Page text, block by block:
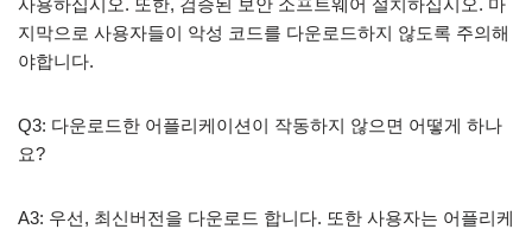
사용하십시오. 또한, 검증된 보안 소프트웨어 설치하십시오. 마
지막으로 사용자들이 악성 코드를 다운로드하지 않도록 주의해
야합니다.
Q3: 다운로드한 어플리케이션이 작동하지 않으면 어떻게 하나
요?
A3: 우선, 최신버전을 다운로드 합니다. 또한 사용자는 어플리케